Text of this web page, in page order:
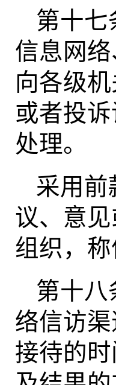
第十七
信息网
向各级
或者投
处理。
采用前
议、意
组织，称
第十八
络信访
接待的